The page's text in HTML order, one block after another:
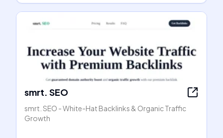
smrt. SEO
smrt. SEO - White-Hat Backlinks & Organic Traffic
Growth